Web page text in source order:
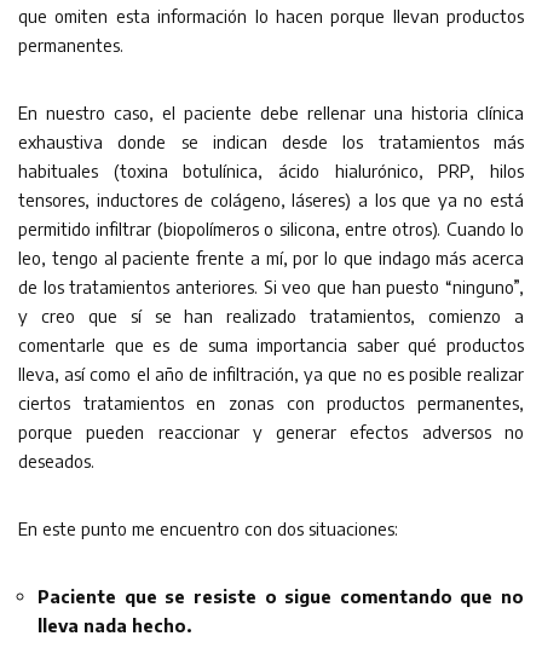
que omiten esta información lo hacen porque llevan productos
permanentes.
En nuestro caso, el paciente debe rellenar una historia clínica
exhaustiva donde se indican desde los tratamientos más
habituales (toxina botulínica, ácido hialurónico, PRP, hilos
tensores, inductores de colágeno, láseres) a los que ya no está
permitido infiltrar (biopolímeros o silicona, entre otros). Cuando lo
leo, tengo al paciente frente a mí, por lo que indago más acerca
de los tratamientos anteriores. Si veo que han puesto “ninguno”,
y creo que sí se han realizado tratamientos, comienzo a
comentarle que es de suma importancia saber qué productos
lleva, así como el año de infiltración, ya que no es posible realizar
ciertos tratamientos en zonas con productos permanentes,
porque pueden reaccionar y generar efectos adversos no
deseados.
En este punto me encuentro con dos situaciones:
Paciente que se resiste o sigue comentando que no
lleva nada hecho.